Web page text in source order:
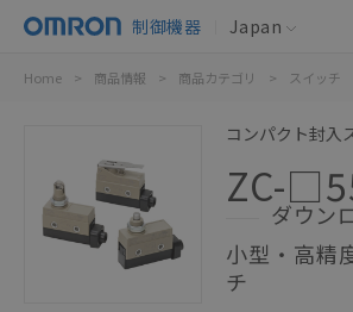
制御機器 Japan
Home > 商品情報 > 商品カテゴリ > スイッチ
コンパクト封入
ZC-
ダウン
小型・高精
チ